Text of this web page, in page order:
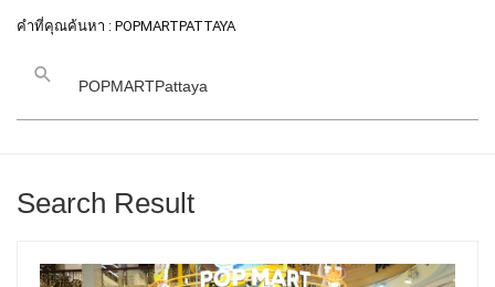
คำที่คุณค้นหา : POPMARTPATTAYA
Search Result